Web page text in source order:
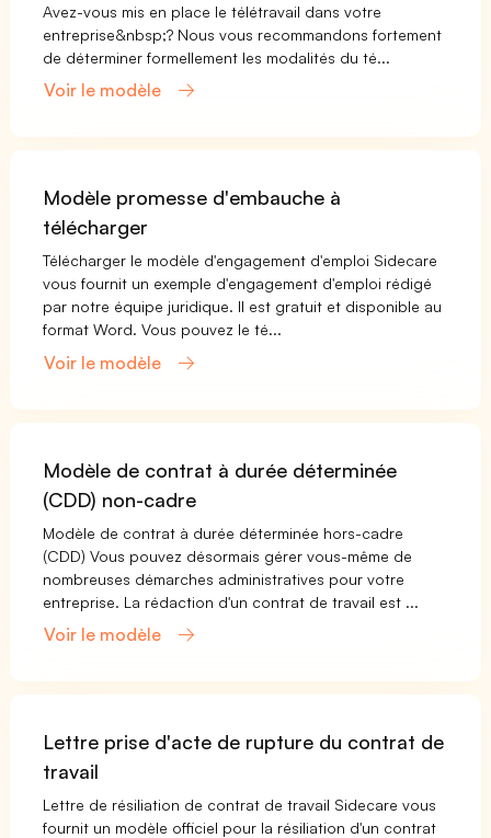
Avez-vous mis en place le télétravail dans votre
entreprise&nbsp;? Nous vous recommandons fortement
de déterminer formellement les modalités du té...
Voir le modèle
Modèle promesse d'embauche à
télécharger
Télécharger le modèle d'engagement d'emploi Sidecare
vous fournit un exemple d'engagement d'emploi rédigé
par notre équipe juridique. Il est gratuit et disponible au
format Word. Vous pouvez le té...
Voir le modèle
Modèle de contrat à durée déterminée
(CDD) non-cadre
Modèle de contrat à durée déterminée hors-cadre
(CDD) Vous pouvez désormais gérer vous-même de
nombreuses démarches administratives pour votre
entreprise. La rédaction d'un contrat de travail est ...
Voir le modèle
Lettre prise d'acte de rupture du contrat de
travail
Lettre de résiliation de contrat de travail Sidecare vous
fournit un modèle officiel pour la résiliation d'un contrat